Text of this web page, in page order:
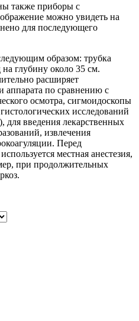
также приборы с
можно увидеть на
для последующего
образом: трубка
на глубину около 35 см.
расширяет
аппарата по сравнению с
осмотра, сигмоидоскопы
исследований
для введения лекарственных
извлечения
Перед
местная анестезия,
при продолжительных